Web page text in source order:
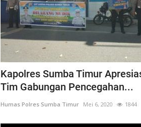
Kapolres Sumba Timur
Tim Gabungan Pencegahan...
Humas Polres Sumba Timur Mei 6, 2020 1844